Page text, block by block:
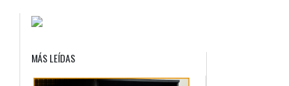
MÁS LEÍDAS